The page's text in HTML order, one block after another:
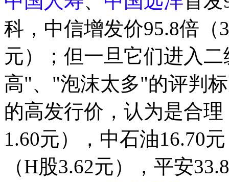
科，中信增发价95.8倍（
元）；但一旦它们进入
高"、"泡沫太多"的评判
的高发行价，认为是合
1.60元），中石油16.70
（H股3.62元），平安